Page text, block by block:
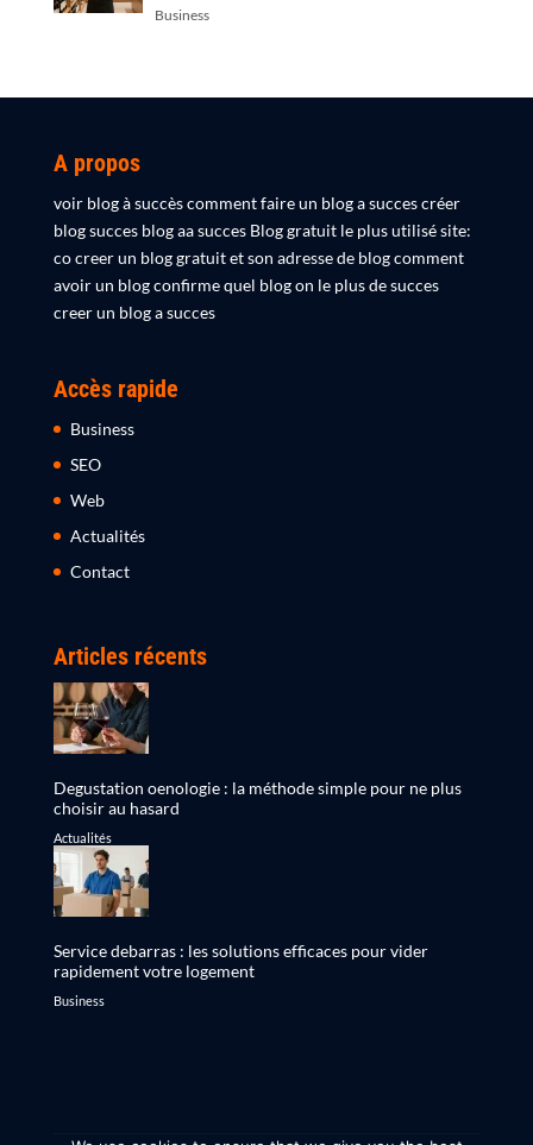
Business
A propos
voir blog à succès comment faire un blog a succes créer
blog succes blog aa succes Blog gratuit le plus utilisé site:
co creer un blog gratuit et son adresse de blog comment
avoir un blog confirme quel blog on le plus de succes
creer un blog a succes
Accès rapide
Business
SEO
Web
Actualités
Contact
Articles récents
Degustation oenologie : la méthode simple pour ne plus
choisir au hasard
Actualités
Service debarras : les solutions efficaces pour vider
rapidement votre logement
Business